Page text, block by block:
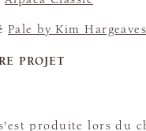
Pale by Kim Hargeaves
PROJET
produite lors du